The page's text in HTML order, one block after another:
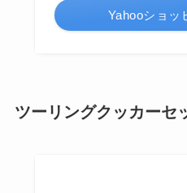
Yahooショッ
ツーリングクッカーセ